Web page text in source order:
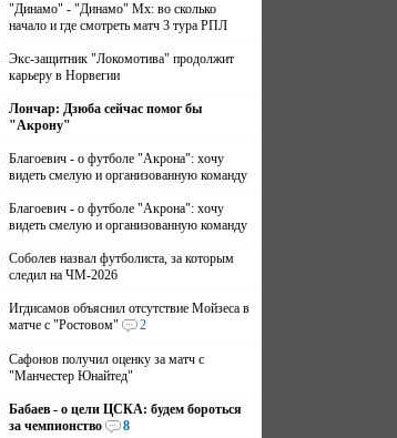
"Динамо" - "Динамо" Мх: во сколько
начало и где смотреть матч 3 тура РПЛ
Экс-защитник "Локомотива" продолжит
карьеру в Норвегии
Лончар: Дзюба сейчас помог бы
"Акрону"
Благоевич - о футболе "Акрона": хочу
видеть смелую и организованную команду
Благоевич - о футболе "Акрона": хочу
видеть смелую и организованную команду
Соболев назвал футболиста, за которым
следил на ЧМ-2026
Игдисамов объяснил отсутствие Мойзеса в
матче с "Ростовом"
2
Сафонов получил оценку за матч с
"Манчестер Юнайтед"
Бабаев - о цели ЦСКА: будем бороться
за чемпионство
8